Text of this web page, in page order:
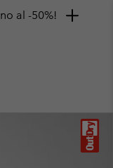
al -50%!